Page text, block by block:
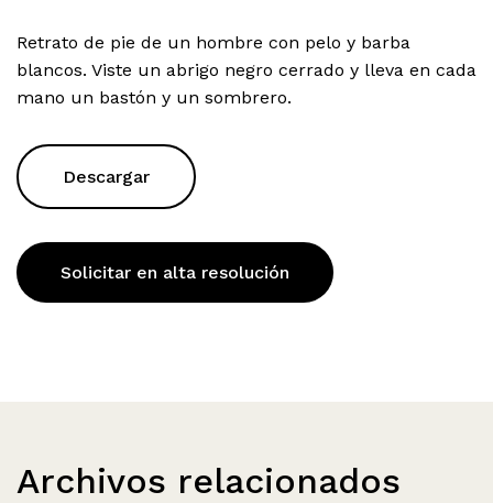
Retrato de pie de un hombre con pelo y barba
blancos. Viste un abrigo negro cerrado y lleva en cada
mano un bastón y un sombrero.
Descargar
Solicitar en alta resolución
Archivos relacionados